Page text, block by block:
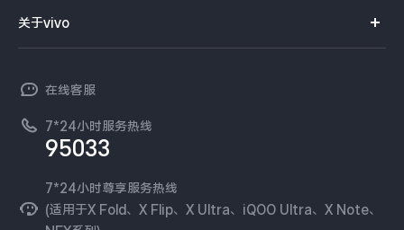
T系列
NEX系列
订单查询
查找手机
环保回收
安全公告
服务隐私政策
开放平台
vivo 企业业务
廉正合规
国补营业执照
无线电发射设备销售备案
关于vivo
工作机会
新闻资讯
可持续发展
在线客服
7*24小时服务热线
95033
7*24小时尊享服务热线
(适用于X Fold、X Flip、X Ultra、iQOO Ultra、X Note、